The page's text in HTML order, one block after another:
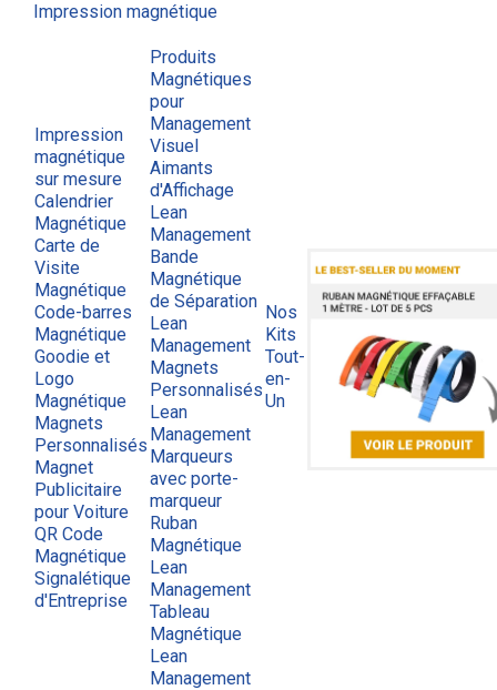
Impression magnétique
Impression
magnétique
sur mesure
Calendrier
Magnétique
Carte de
Visite
Magnétique
Code-barres
Magnétique
Goodie et
Logo
Magnétique
Magnets
Personnalisés
Magnet
Publicitaire
pour Voiture
QR Code
Magnétique
Signalétique
d'Entreprise
Produits
Magnétiques
pour
Management
Visuel
Aimants
d'Affichage
Lean
Management
Bande
Magnétique
de Séparation
Lean
Management
Magnets
Personnalisés
Lean
Management
Marqueurs
avec porte-
marqueur
Ruban
Magnétique
Lean
Management
Tableau
Magnétique
Lean
Management
Nos
Kits
Tout-
en-
Un